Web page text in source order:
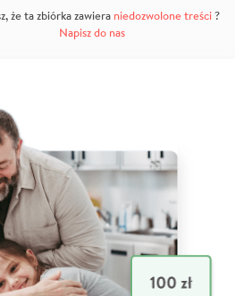
że ta zbiórka zawiera niedozwolone treści?
Napisz do nas